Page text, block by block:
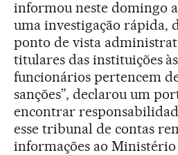
informou neste domingo
uma investigação rápida,
ponto de vista
titulares das instituições às
funcionários pertencem
sanções”, declarou um
encontrar
esse tribunal de contas
informações ao Ministério